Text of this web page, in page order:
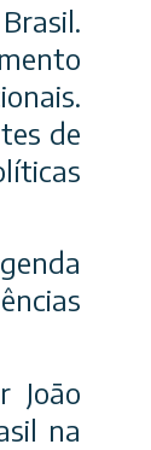
de
João
na